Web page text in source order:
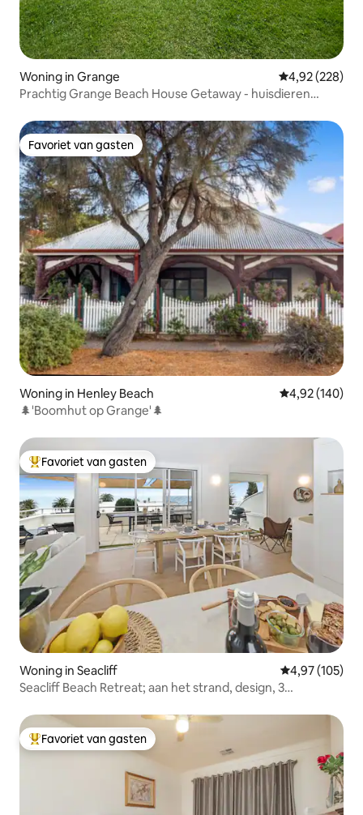
Woning in Grange Gemiddelde
4,92 (228)
Prachtig Grange Beach House Getaway - huisdieren
Favoriet van gasten
Favoriet van gasten
Woning in Henley Beach Gemiddelde
4,92 (140)
🌲'Boomhut op Grange'🌲
Topfavoriet van gasten
Favoriet van gasten
Woning in Seacliff Gemiddelde
4,97 (105)
Seacliff Beach Retreat; aan het strand, design, 3
Topfavoriet van gasten
Favoriet van gasten